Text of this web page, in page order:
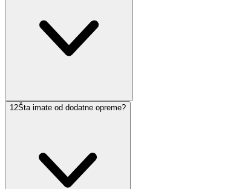
12Šta imate od dodatne opreme?